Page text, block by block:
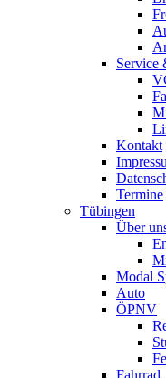
Service
Kontakt
Termine
Tübingen
Über
Modal
Auto
ÖPNV
Fahrrad